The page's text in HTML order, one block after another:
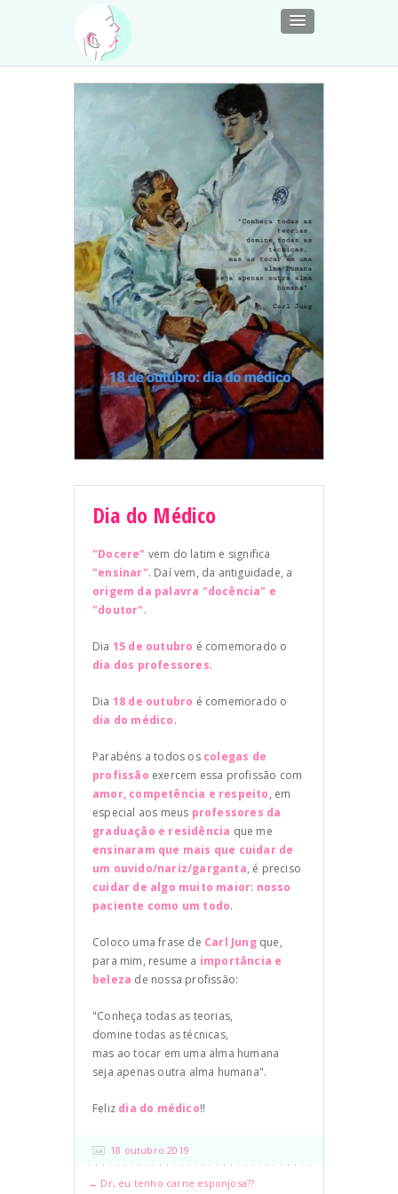
Dia do Médico
"Docere" vem do latim e significa
"ensinar". Daí vem, da antiguidade, a
origem da palavra "docência" e
"doutor".
Dia 15 de outubro é comemorado o
dia dos professores.
Dia 18 de outubro é comemorado o
dia do médico.
Parabéns a todos os colegas de
profissão exercem essa profissão com
amor, competência e respeito, em
especial aos meus professores da
graduação e residência que me
ensinaram que mais que cuidar de
um ouvido/nariz/garganta, é preciso
cuidar de algo muito maior: nosso
paciente como um todo.
Coloco uma frase de Carl Jungque,
para mim, resume a importância e
beleza de nossa profissão:
"Conheça todas as teorias,
domine todas as técnicas,
mas ao tocar em uma alma humana
seja apenas outra alma humana".
Feliz dia do médico!!
18 outubro 2019
← Dr, eu tenho carne esponjosa??